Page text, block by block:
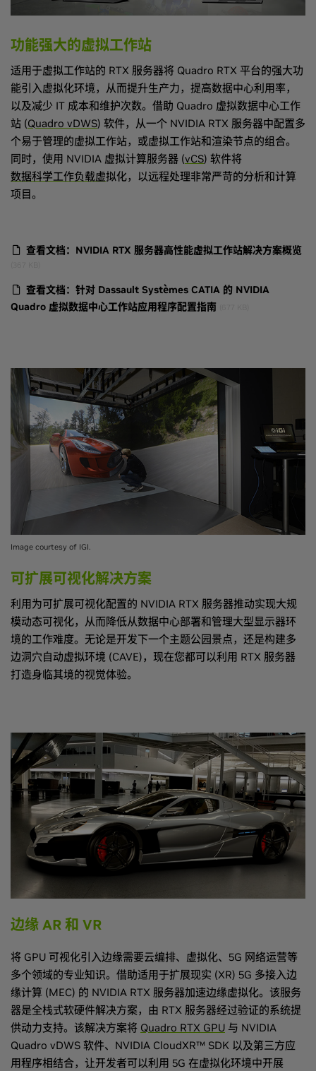
功能强大的虚拟工作站
适用于虚拟工作站的 RTX 服务器将 Quadro RTX 平台的强大功
能引入虚拟化环境，从而提升生产力，提高数据中心利用率，
以及减少 IT 成本和维护次数。借助 Quadro 虚拟数据中心工作
站 (Quadro vDWS) 软件，从一个 NVIDIA RTX 服务器中配置多
个易于管理的虚拟工作站，或虚拟工作站和渲染节点的组合。
同时，使用 NVIDIA 虚拟计算服务器 (vCS) 软件将
数据科学工作负载虚拟化，以远程处理非常严苛的分析和计算
项目。
查看文档：NVIDIA RTX 服务器高性能虚拟工作站解决方案概览
查看文档：针对 Dassault Systèmes CATIA 的 NVIDIA
Quadro 虚拟数据中心工作站应用程序配置指南
Image courtesy of IGI.
可扩展可视化解决方案
利用为可扩展可视化配置的 NVIDIA RTX 服务器推动实现大规
模动态可视化，从而降低从数据中心部署和管理大型显示器环
境的工作难度。无论是开发下一个主题公园景点，还是构建多
边洞穴自动虚拟环境 (CAVE)，现在您都可以利用 RTX 服务器
打造身临其境的视觉体验。
边缘 AR 和 VR
将 GPU 可视化引入边缘需要云编排、虚拟化、5G 网络运营等
多个领域的专业知识。借助适用于扩展现实 (XR) 5G 多接入边
缘计算 (MEC) 的 NVIDIA RTX 服务器加速边缘虚拟化。该服务
器是全栈式软硬件解决方案，由 RTX 服务器经过验证的系统提
供动力支持。该解决方案将 Quadro RTX GPU 与 NVIDIA
Quadro vDWS 软件、NVIDIA CloudXR™ SDK 以及第三方应
用程序相结合，让开发者可以利用 5G 在虚拟化环境中开展